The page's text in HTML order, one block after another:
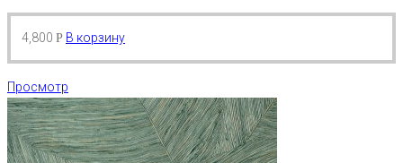
4,800 Р В корзину
Просмотр